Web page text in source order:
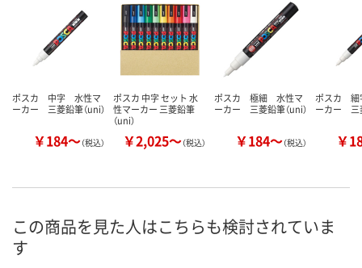
ポスカ 中字 水性マ
ーカー 三菱鉛筆（uni）
￥184～（税込）
ポスカ 中字 セット 水
性マーカー 三菱鉛筆
（uni）
￥2,025～（税込）
ポスカ 極細 水性マ
ーカー 三菱鉛筆（uni）
￥184～（税込）
ポスカ
ーカー 三
￥
この商品を見た人はこちらも検討されていま
す